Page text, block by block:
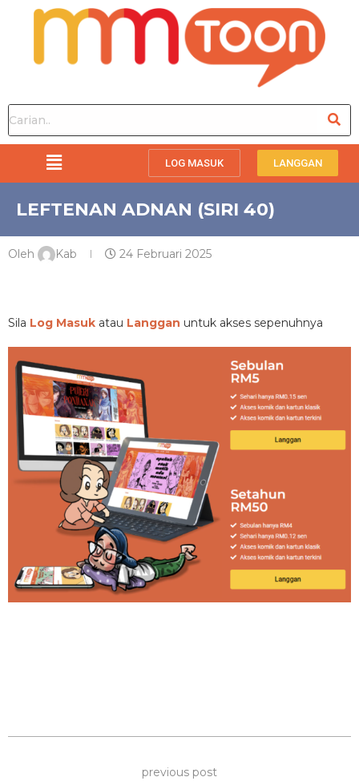
LOG MASUK LANGGAN
LEFTENAN ADNAN (SIRI 40)
Oleh Kab 24 Februari 2025
Sila Log Masuk atau Langgan untuk akses sepenuhnya
previous post